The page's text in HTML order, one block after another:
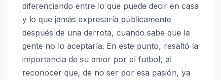
diferenciando entre lo que puede decir en casa
y lo que jamás expresaría públicamente
después de una derrota, cuando sabe que la
gente no lo aceptaría. En este punto, resaltó la
importancia de su amor por el futbol, al
reconocer que, de no ser por esa pasión, ya